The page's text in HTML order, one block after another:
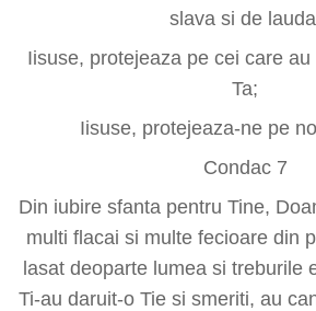
slava si de
Iisuse, protejeaza pe cei care
Ta;
Iisuse, protejeaza-ne pe
Condac 7
Din iubire sfanta pentru Tine,
multi flacai si multe fecioare din
lasat deoparte lumea si treburile
Ti-au daruit-o Tie si smeriti, au